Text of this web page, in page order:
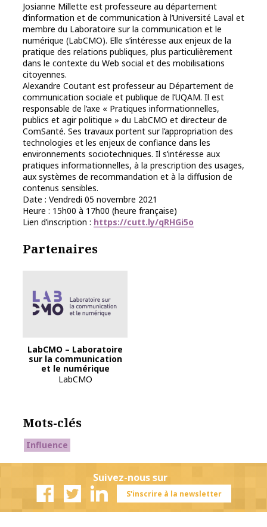
Josianne Millette est professeure au département
d’information et de communication à l’Université Laval et
membre du Laboratoire sur la communication et le
numérique (LabCMO). Elle s’intéresse aux enjeux de la
pratique des relations publiques, plus particulièrement
dans le contexte du Web social et des mobilisations
citoyennes.
Alexandre Coutant est professeur au Département de
communication sociale et publique de l’UQAM. Il est
responsable de l’axe « Pratiques informationnelles,
publics et agir politique » du LabCMO et directeur de
ComSanté. Ses travaux portent sur l’appropriation des
technologies et les enjeux de confiance dans les
environnements sociotechniques. Il s’intéresse aux
pratiques informationnelles, à la prescription des usages,
aux systèmes de recommandation et à la diffusion de
contenus sensibles.
Date : Vendredi 05 novembre 2021
Heure : 15h00 à 17h00 (heure française)
Lien d’inscription : https://cutt.ly/qRHGi5o
Partenaires
Logo LabCMO
LabCMO – Laboratoire
sur la communication
et le numérique
LabCMO
Mots-clés
Influence
Suivez-nous sur
S'inscrire à la newsletter